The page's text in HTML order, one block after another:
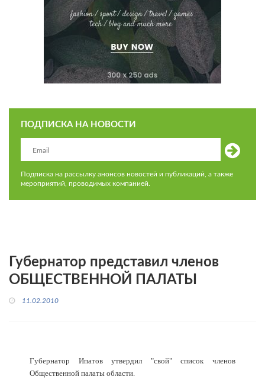
ПОДПИСКА НА НОВОСТИ
Подписка на рассылку анонсов новостей и публикаций, а также
мероприятий, проводимых компанией.
Губернатор представил членов
ОБЩЕСТВЕННОЙ ПАЛАТЫ
11.02.2010
Губернатор Ипатов утвердил "свой" список членов
Общественной палаты области.